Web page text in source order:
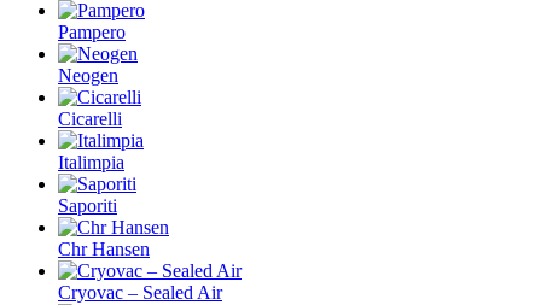
Pampero
Neogen
Cicarelli
Italimpia
Saporiti
Chr Hansen
Cryovac – Sealed Air